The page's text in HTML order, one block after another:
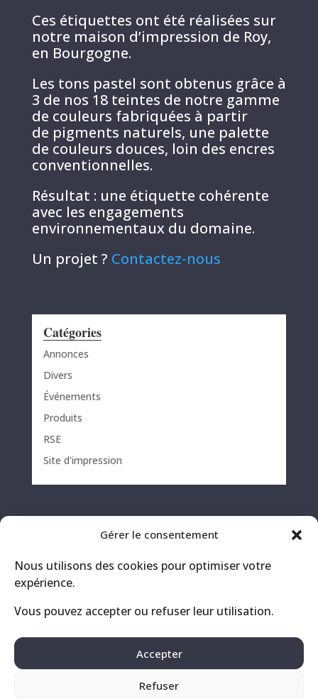
Gérer le consentement
Nous utilisons des cookies pour optimiser votre
expérience.
Vous pouvez accepter ou refuser leur utilisation.
Accepter
Refuser
Ces étiquettes ont été réalisées sur
notre maison d’impression de Roy,
en Bourgogne.
Les tons pastel sont obtenus grâce à
3 de nos 18 teintes de notre gamme
de couleurs fabriquées à partir
de pigments naturels, une palette
de couleurs douces, loin des encres
conventionnelles.
Résultat : une étiquette cohérente
avec les engagements
environnementaux du domaine.
Un projet ? Contactez-nous
Catégories
Annonces
Divers
Événements
Produits
RSE
Site d'impression
Contact
Mentions légales
Politique de confidentialité